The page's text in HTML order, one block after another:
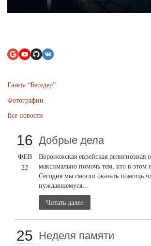
Газета “Беседер”
Фотографии
Все новости
16
ФЕВ
22
Добрые дела
Воронежская еврейская религиозная
максимально помочь тем, кто в этом
Сегодня мы смогли оказать помощь
нуждавшемуся...
Читать далее
25 Неделя памяти